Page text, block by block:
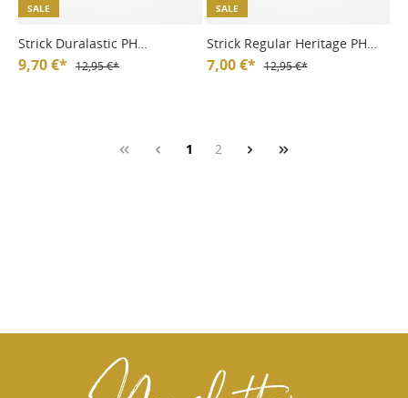
SALE
Strick Duralastic PH
Platinum HW24
9,70 €* 12,95 €*
SALE
Strick Regular Heritage PH
Platinum HW24
7,00 €* 12,95 €*
1 2